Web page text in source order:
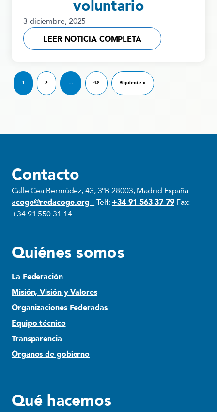
voluntario
3 diciembre, 2025
LEER NOTICIA COMPLETA
1 2 … 42 Siguiente »
Contacto
Calle Cea Bermúdez, 43, 3ºB 28003, Madrid España.
acoge@redacoge.org
Telf: +34 91 563 37 79Fax:
+34 91 550 31 14
Quiénes somos
La Federación
Misión, Visión y Valores
Organizaciones Federadas
Equipo técnico
Transparencia
Órganos de gobierno
Qué hacemos